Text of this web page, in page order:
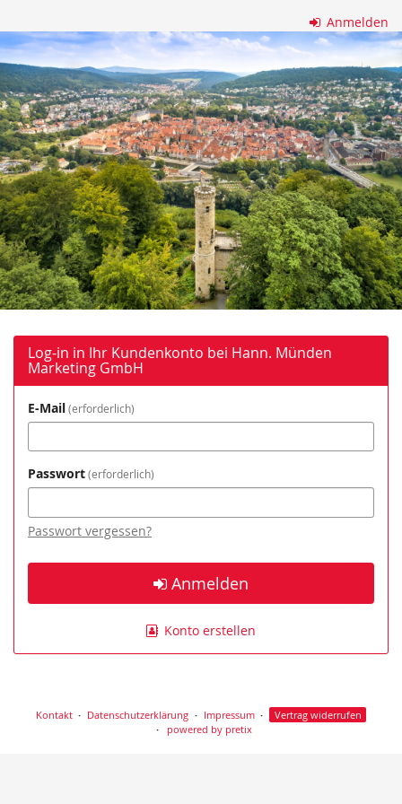
Haupt-
Inhalt
springen
Anmelden
Hann.
Münden
Marketing
GmbH
Log-in in Ihr Kundenkonto bei Hann. Münden
Marketing GmbH
E-Mail erforderlich
Passwort erforderlich
Passwort vergessen?
Anmelden
Konto erstellen
Kontakt Datenschutzerklärung Impressum
Vertrag widerrufen
powered by pretix